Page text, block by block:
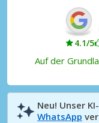
4.1/5
Auf der
Neu! Unser
WhatsApp